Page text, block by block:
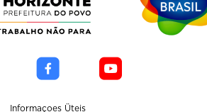
Informaçoes Üteis